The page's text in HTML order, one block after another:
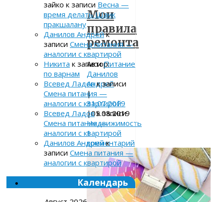
Мои
правила
ремонта
Автор:
Данилов
Андрей
|
31.07.2019
|05.08.2019
Недвижимость
1
комментарий
зайко к записи Весна —
время делать Шанк
пракшалану
Данилов Андрейк
записи Смена питания —
аналогии с квартирой
Никита к записиПитание
по варнам
Всевед Ладовк записи
Смена питания —
аналогии с квартирой
Всевед Ладовк записи
Смена питания —
аналогии с квартирой
Данилов Андрейк
записи Смена питания —
аналогии с квартирой
Календарь